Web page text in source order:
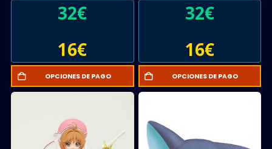
32€
16€
OPCIONES DE PAGO
32€
16€
OPCIONES DE PAGO